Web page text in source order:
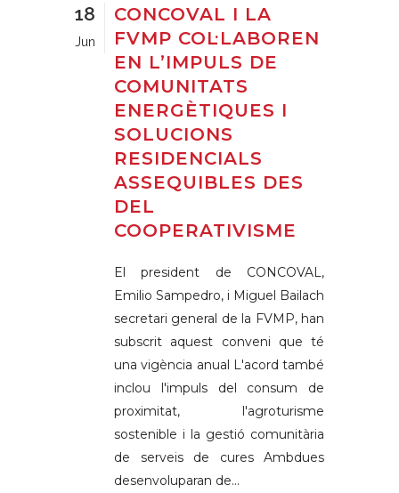
18
Jun
CONCOVAL I LA
FVMP COL·LABOREN
EN L’IMPULS DE
COMUNITATS
ENERGÈTIQUES I
SOLUCIONS
RESIDENCIALS
ASSEQUIBLES DES
DEL
COOPERATIVISME
El president de CONCOVAL,
Emilio Sampedro, i Miguel Bailach
secretari general de la FVMP, han
subscrit aquest conveni que té
una vigència anual L'acord també
inclou l'impuls del consum de
proximitat, l'agroturisme
sostenible i la gestió comunitària
de serveis de cures Ambdues
desenvoluparan de...